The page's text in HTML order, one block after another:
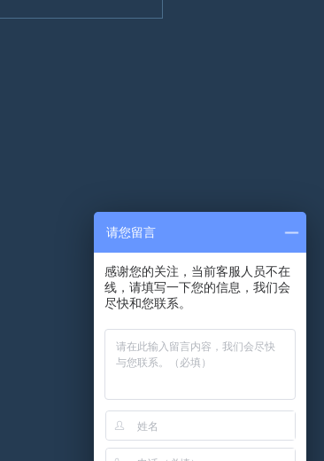
请您留言
感谢您的关注，当前客服人员不在
线，请填写一下您的信息，我们会
尽快和您联系。